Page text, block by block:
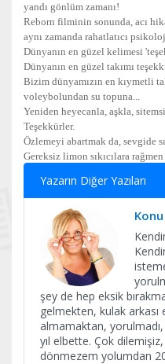
yandı gönlüm zamanı!
Reborn filminin sonunda, acı
aynı zamanda rahatlatıcı
Dünyanın en güzel kelimesi
Dünyanın en güzel takımı
Bizim dünyamızın en kıymetli
voleybolundan su topuna...
Yeniden heyecanla, aşkla,
Teşekkürler.
Özlemeyi abartmak da, sevgide
Gereksiz limon sıkıcılara
Yazarın Diğer Yazıları
şey de hep eksik
gelmekten, kulak
almamaktan, yorulmadı,
yıl elbette. Çok
dönmezem yolumdan